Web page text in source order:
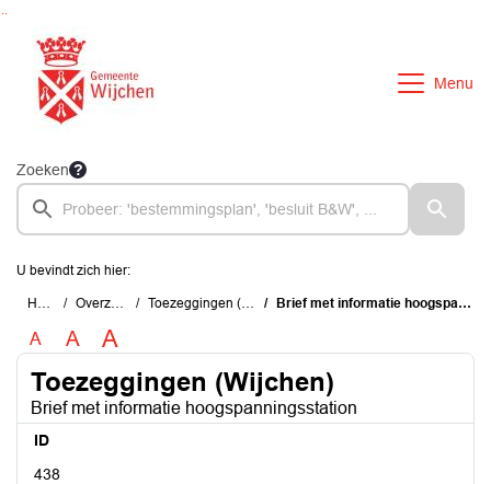
Ga naar de inhoud van deze pagina
Ga naar het zoeken
Ga naar het menu
Menu
Zoeken
U bevindt zich hier:
Home Overzichten Toezeggingen (Wijchen) Brief met informatie hoogspanningsstation
A A A
Toezeggingen (Wijchen)
Brief met informatie hoogspanningsstation
ID
438